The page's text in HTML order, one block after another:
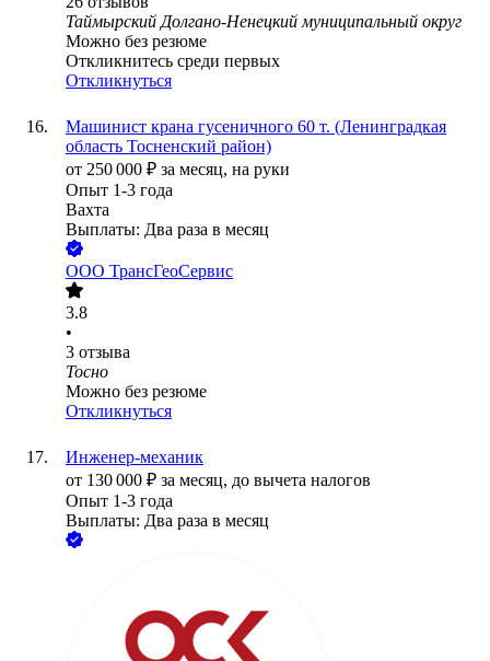
Таймырский Долгано-Ненецкий муниципальный округ
Можно без резюме
Откликнитесь среди первых
Откликнуться
Машинист крана гусеничного 60 т. (Ленинградкая
область Тосненский район)
от 250 000 ₽ за месяц, на руки
Опыт 1-3 года
Вахта
Выплаты: Два раза в месяц
ООО ТрансГеоСервис
3.8
•
3 отзыва
Тосно
Можно без резюме
Откликнуться
Инженер-механик
от 130 000 ₽ за месяц, до вычета налогов
Опыт 1-3 года
Выплаты: Два раза в месяц